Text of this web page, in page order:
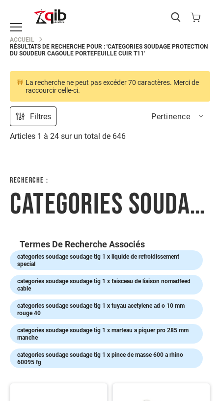
Catégories
EPI
Protection
Protection
de
Protection
de
yeux
Protection
des
Protection
des
pieds
Protection
Antichute
Détection
gaz
soudeur
ACCUEIL
RÉSULTATS DE RECHERCHE POUR : 'CATEGORIES SOUDAGE PROTECTION
DU SOUDEUR CAGOULE PORTEFEUILLE CUIR T11'
La recherche ne peut pas excéder 70 caractères. Merci de
raccourcir celle-ci.
Articles 1 à 24sur un total de 646
Filtres Pertinence
RECHERCHE :
CATEGORIES SOUDAGE PROTECTION DU SOUDEUR CAGOULE PORTEFEUILLE CUIR T11
Termes De Recherche Associés
categories soudage soudage tig 1 x liquide de refroidissement
special
categories soudage soudage tig 1 x faisceau de liaison nomadfeed
cable
categories soudage soudage tig 1 x tuyau acetylene ad o 10 mm
rouge 40
categories soudage soudage tig 1 x marteau a piquer pro 285 mm
manche
categories soudage soudage tig 1 x pince de masse 600 a rhino
60095 fg